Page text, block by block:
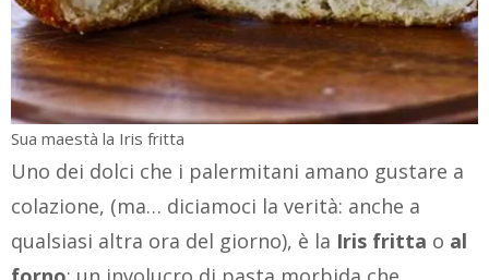
Sua maestà la Iris fritta
Uno dei dolci che i palermitani amano gustare a
colazione, (ma… diciamoci la verità: anche a
qualsiasi altra ora del giorno), è la Iris fritta o al